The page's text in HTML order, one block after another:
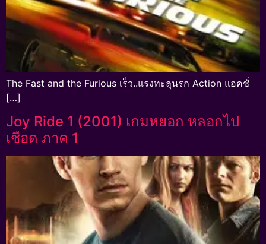
The Fast and the Furious เร็ว..แรงทะลุนรก Action แอคชั่
[…]
Joy Ride 1 (2001) เกมหยอก หลอกไป
เชือด ภาค 1